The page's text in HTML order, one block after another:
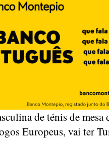
de ténis de
Europeus, vai ter